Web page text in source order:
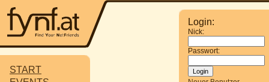
START
Login:
Nick:
Passwort: